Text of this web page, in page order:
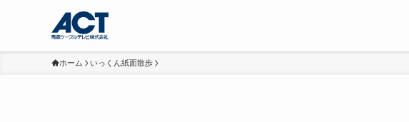
ホーム いっくん紙面散歩